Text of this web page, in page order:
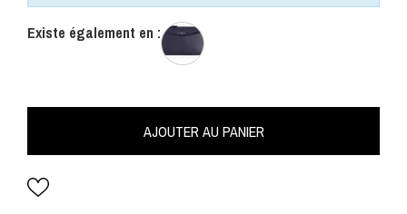
Existe également en :
AJOUTER AU PANIER